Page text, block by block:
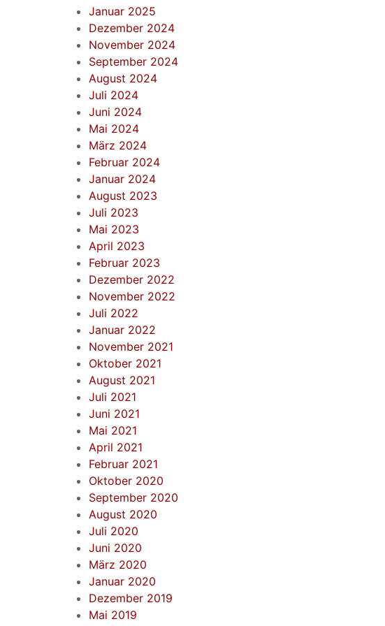
Januar 2025
Dezember 2024
November 2024
September 2024
August 2024
Juli 2024
Juni 2024
Mai 2024
März 2024
Februar 2024
Januar 2024
August 2023
Juli 2023
Mai 2023
April 2023
Februar 2023
Dezember 2022
November 2022
Juli 2022
Januar 2022
November 2021
Oktober 2021
August 2021
Juli 2021
Juni 2021
Mai 2021
April 2021
Februar 2021
Oktober 2020
September 2020
August 2020
Juli 2020
Juni 2020
März 2020
Januar 2020
Dezember 2019
Mai 2019